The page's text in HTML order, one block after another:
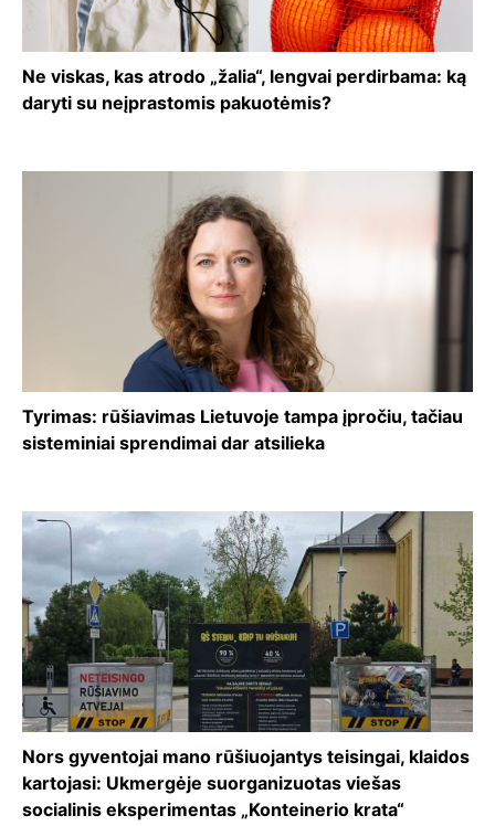
Ne viskas, kas atrodo „žalia“, lengvai perdirbama: ką
daryti su neįprastomis pakuotėmis?
Tyrimas: rūšiavimas Lietuvoje tampa įpročiu, tačiau
sisteminiai sprendimai dar atsilieka
Nors gyventojai mano rūšiuojantys teisingai, klaidos
kartojasi: Ukmergėje suorganizuotas viešas
socialinis eksperimentas „Konteinerio krata“